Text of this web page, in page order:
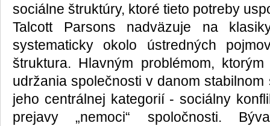
sociálne štruktúry, ktoré tieto potreby
Talcott Parsons nadväzuje na
systematicky okolo ústredných
štruktura. Hlavným problémom,
udržania společnosti v danom
jeho centrálnej kategorií - sociálny
prejavy „nemoci“ spoločnosti.